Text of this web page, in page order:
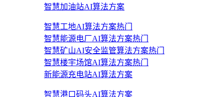
智慧加油站AI算法方案
智慧工地AI算法方案热门
智慧能源电厂AI算法方案热门
智慧矿山AI安全监管算法方案热门
智慧楼宇场馆AI算法方案热门
新能源充电站AI算法方案
智慧港口码头AI算法方案